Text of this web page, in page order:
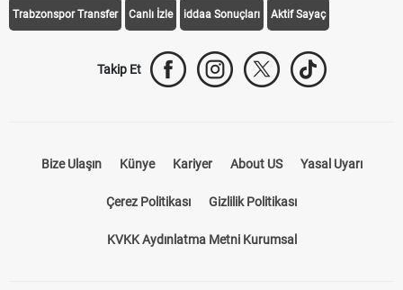
Trabzonspor Transfer Canlı İzle iddaa Sonuçları Aktif Sayaç
Takip Et
Bize Ulaşın Künye Kariyer About US Yasal Uyarı
Çerez Politikası Gizlilik Politikası
KVKK Aydınlatma Metni Kurumsal